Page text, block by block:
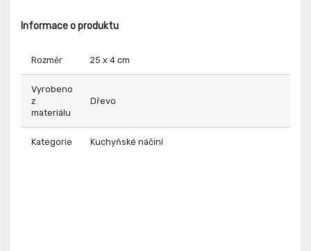
Informace o produktu
Rozměr 25 x 4 cm
Vyrobeno
z
materiálu
Dřevo
Kategorie Kuchyňské náčiní